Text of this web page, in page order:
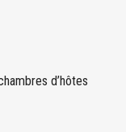
d’hôtes